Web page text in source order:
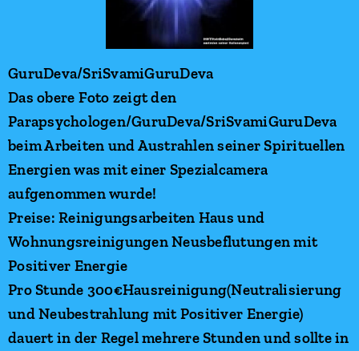
GuruDeva/SriSvamiGuruDeva
Das obere Foto zeigt den
Parapsychologen/GuruDeva/SriSvamiGuruDeva
beim Arbeiten und Austrahlen seiner Spirituellen
Energien was mit einer Spezialcamera
aufgenommen wurde!
Preise: Reinigungsarbeiten Haus und
Wohnungsreinigungen Neusbeflutungen mit
Positiver Energie
Pro Stunde 300€Hausreinigung(Neutralisierung
und Neubestrahlung mit Positiver Energie)
dauert in der Regel mehrere Stunden und sollte in